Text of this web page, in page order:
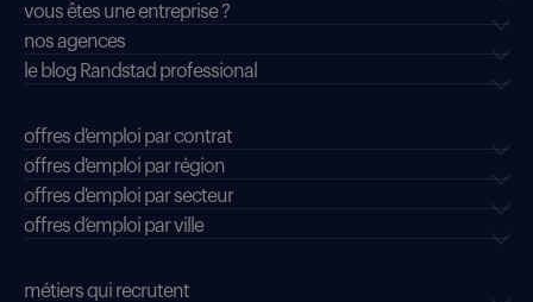
vous êtes une entreprise ?
nos agences
le blog Randstad professional
offres d'emploi par contrat
offres d'emploi par région
offres d'emploi par secteur
offres d’emploi par ville
métiers qui recrutent